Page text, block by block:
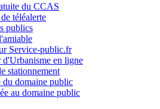
du CCAS
téléalerte
publics
Service-public.fr
d'Urbanisme en ligne
stationnement
du domaine public
au domaine public